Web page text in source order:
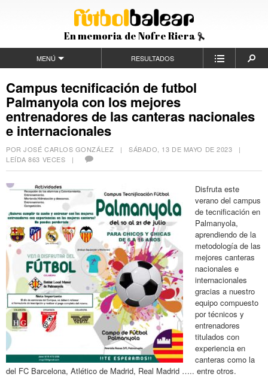
En memoria de Nofre Riera
MENÚ RESULTADOS
Campus tecnificación de futbol
Palmanyola con los mejores
entrenadores de las canteras nacionales
e internacionales
POR JOSÉ CARLOS GONZÁLEZ |SÁBADO, 13 DE MAYO DE 2023 |
LEÍDA 863 VECES |
Disfruta este
verano del campus
de tecnificación en
Palmanyola,
aprendiendo de la
metodología de las
mejores canteras
nacionales e
internacionales
gracias a nuestro
equipo compuesto
por técnicos y
entrenadores
titulados con
experiencia en
canteras como la
del FC Barcelona, Atlético de Madrid, Real Madrid ….. entre otros.